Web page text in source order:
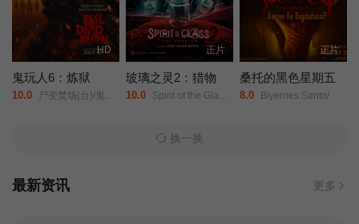
HD
鬼玩人6：炼狱
10.0 尸变焚场(台)/鬼玩人6：燃烧/鬼玩人崛起衍生电影/
正片
玻璃之灵2：猎物
10.0 Spirit of the Glass 2: The Hunted/
正片
桑托的黑色星期五
8.0 Biyernes Santo/
换一换
最新资讯 更多